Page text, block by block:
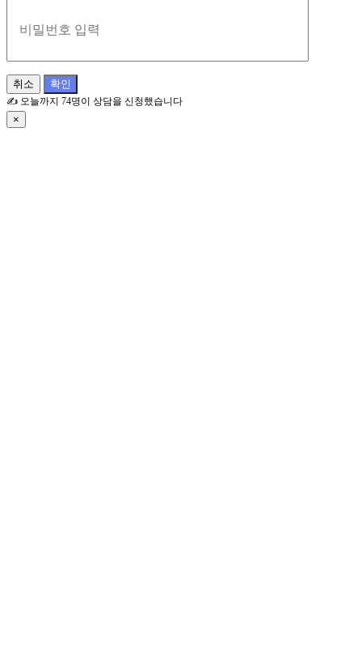
취소 확인
✍️ 오늘까지 74명이 상담을 신청했습니다
×